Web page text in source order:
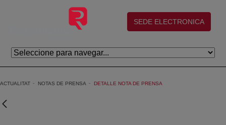
Salta al contingut principal
(abre en nueva ventana)
SEDE ELECTRONICA
ACTUALITAT NOTAS DE PRENSA DETALLE NOTA DE PRENSA